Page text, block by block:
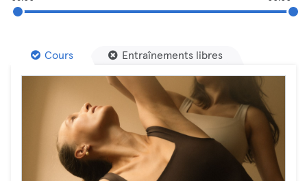
Cours Entraînements libres